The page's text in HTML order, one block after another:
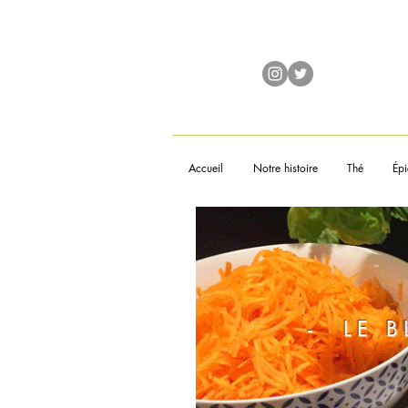
Accueil Notre histoire Thé
- LE